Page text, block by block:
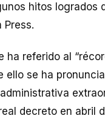
hitos logrados
Press.
ha referido al
ello se ha
decreto en abril